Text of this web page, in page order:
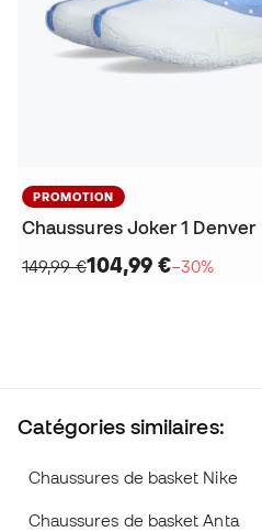
PROMOTION
Chaussures Joker 1 Denver
149,99 €104,99 €−30%
Catégories similaires:
Chaussures de basket Nike
Chaussures de basket Anta